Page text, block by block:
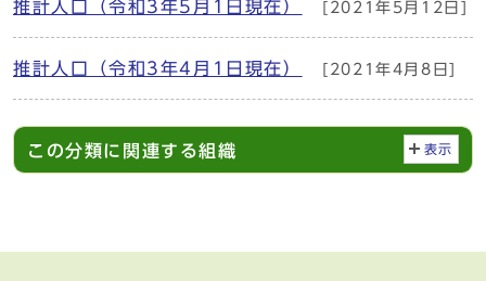
推計人口（令和3年5月1日現在） [2021年5月12日]
推計人口（令和3年4月1日現在） [2021年4月8日]
この分類に関連する組織 表示